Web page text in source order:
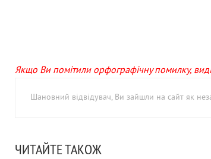
Якщо Ви помітили орфографічну помилку,
Шановний відвідувач, Ви зайшли на сайт як
ЧИТАЙТЕ ТАКОЖ